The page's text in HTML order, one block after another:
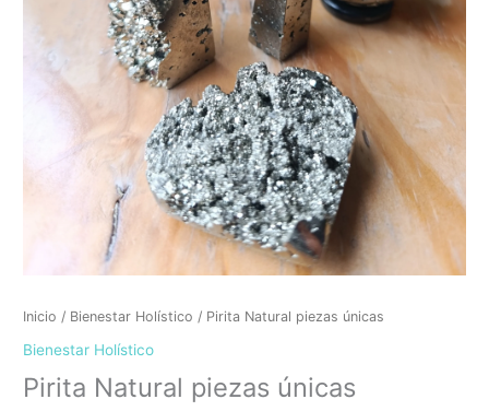
Inicio / Bienestar Holístico / Pirita Natural piezas únicas
Bienestar Holístico
Pirita Natural piezas únicas